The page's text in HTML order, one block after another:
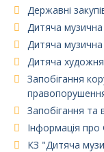
Державні
Дитяча
Дитяча
Дитяча
Запобігання
Запобігання та
Інформація про
КЗ "Дитяча